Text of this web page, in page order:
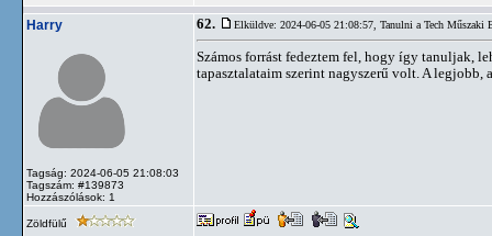
Harry
Tagság: 2024-06-05 21:08:03
Tagszám: #139873
Hozzászólások: 1
62. Elküldve: 2024-06-05 21:08:57, Tanulni a Tech Műszaki
Számos forrást fedeztem fel, hogy így tanuljak,
tapasztalataim szerint nagyszerű volt. A
Zöldfülű